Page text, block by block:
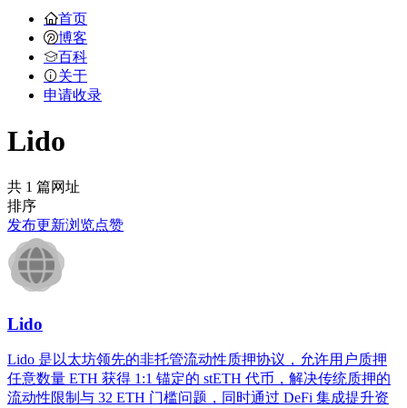
首页
博客
百科
关于
申请收录
Lido
共 1 篇网址
排序
发布更新浏览点赞
Lido
Lido 是以太坊领先的非托管流动性质押协议，允许用户质押
任意数量 ETH 获得 1:1 锚定的 stETH 代币，解决传统质押的
流动性限制与 32 ETH 门槛问题，同时通过 DeFi 集成提升资